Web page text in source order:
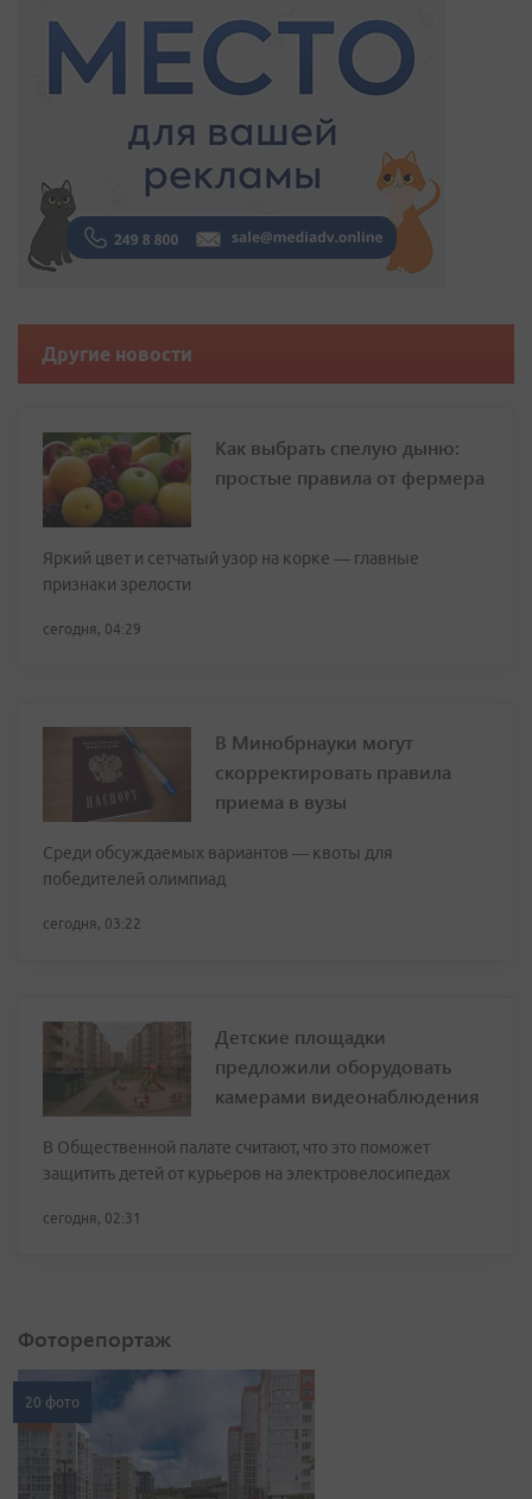
Другие новости
Как выбрать спелую дыню:
простые правила от фермера
Яркий цвет и сетчатый узор на корке — главные
признаки зрелости
сегодня, 04:29
В Минобрнауки могут
скорректировать правила
приема в вузы
Среди обсуждаемых вариантов — квоты для
победителей олимпиад
сегодня, 03:22
Детские площадки
предложили оборудовать
камерами видеонаблюдения
В Общественной палате считают, что это поможет
защитить детей от курьеров на электровелосипедах
сегодня, 02:31
Фоторепортаж
20 фото